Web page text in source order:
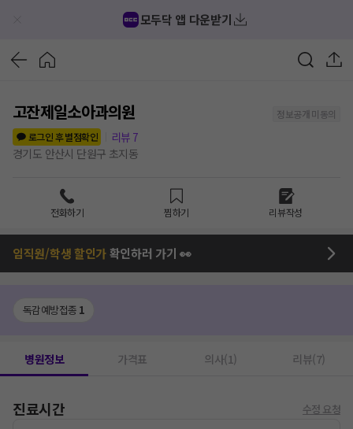
모두닥 앱 다운받기
고잔제일소아과의원
정보공개 미동의
로그인 후 별점확인
리뷰 7
경기도 안산시 단원구 초지동
전화하기 찜하기 리뷰작성
임직원/학생 할인가확인하러 가기 👀
독감예방접종 1
병원정보 가격표 의사(1) 리뷰(7)
진료시간 수정 요청